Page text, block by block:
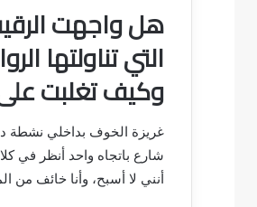
هل واجهت
التي تناولتها
وكيف تغلبت
غريزة الخوف بداخلي نشطة
شارع باتجاه واحد أنظر في
أنني لا أسبح، وأنا خائف من